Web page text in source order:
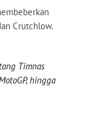
Crutchlow.
Timnas
hingga